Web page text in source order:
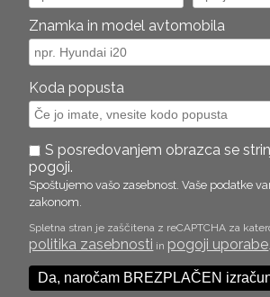
Znamka in model avtomobila
Koda popusta
S posredovanjem obrazca se
pogoji.
Spoštujemo vašo zasebnost. Vaše podatke
zakonom.
Spletna stran je zaščitena z reCAPTCHA za
politika zasebnosti in pogoji uporabe.
Da, naročam BREZPLAČEN